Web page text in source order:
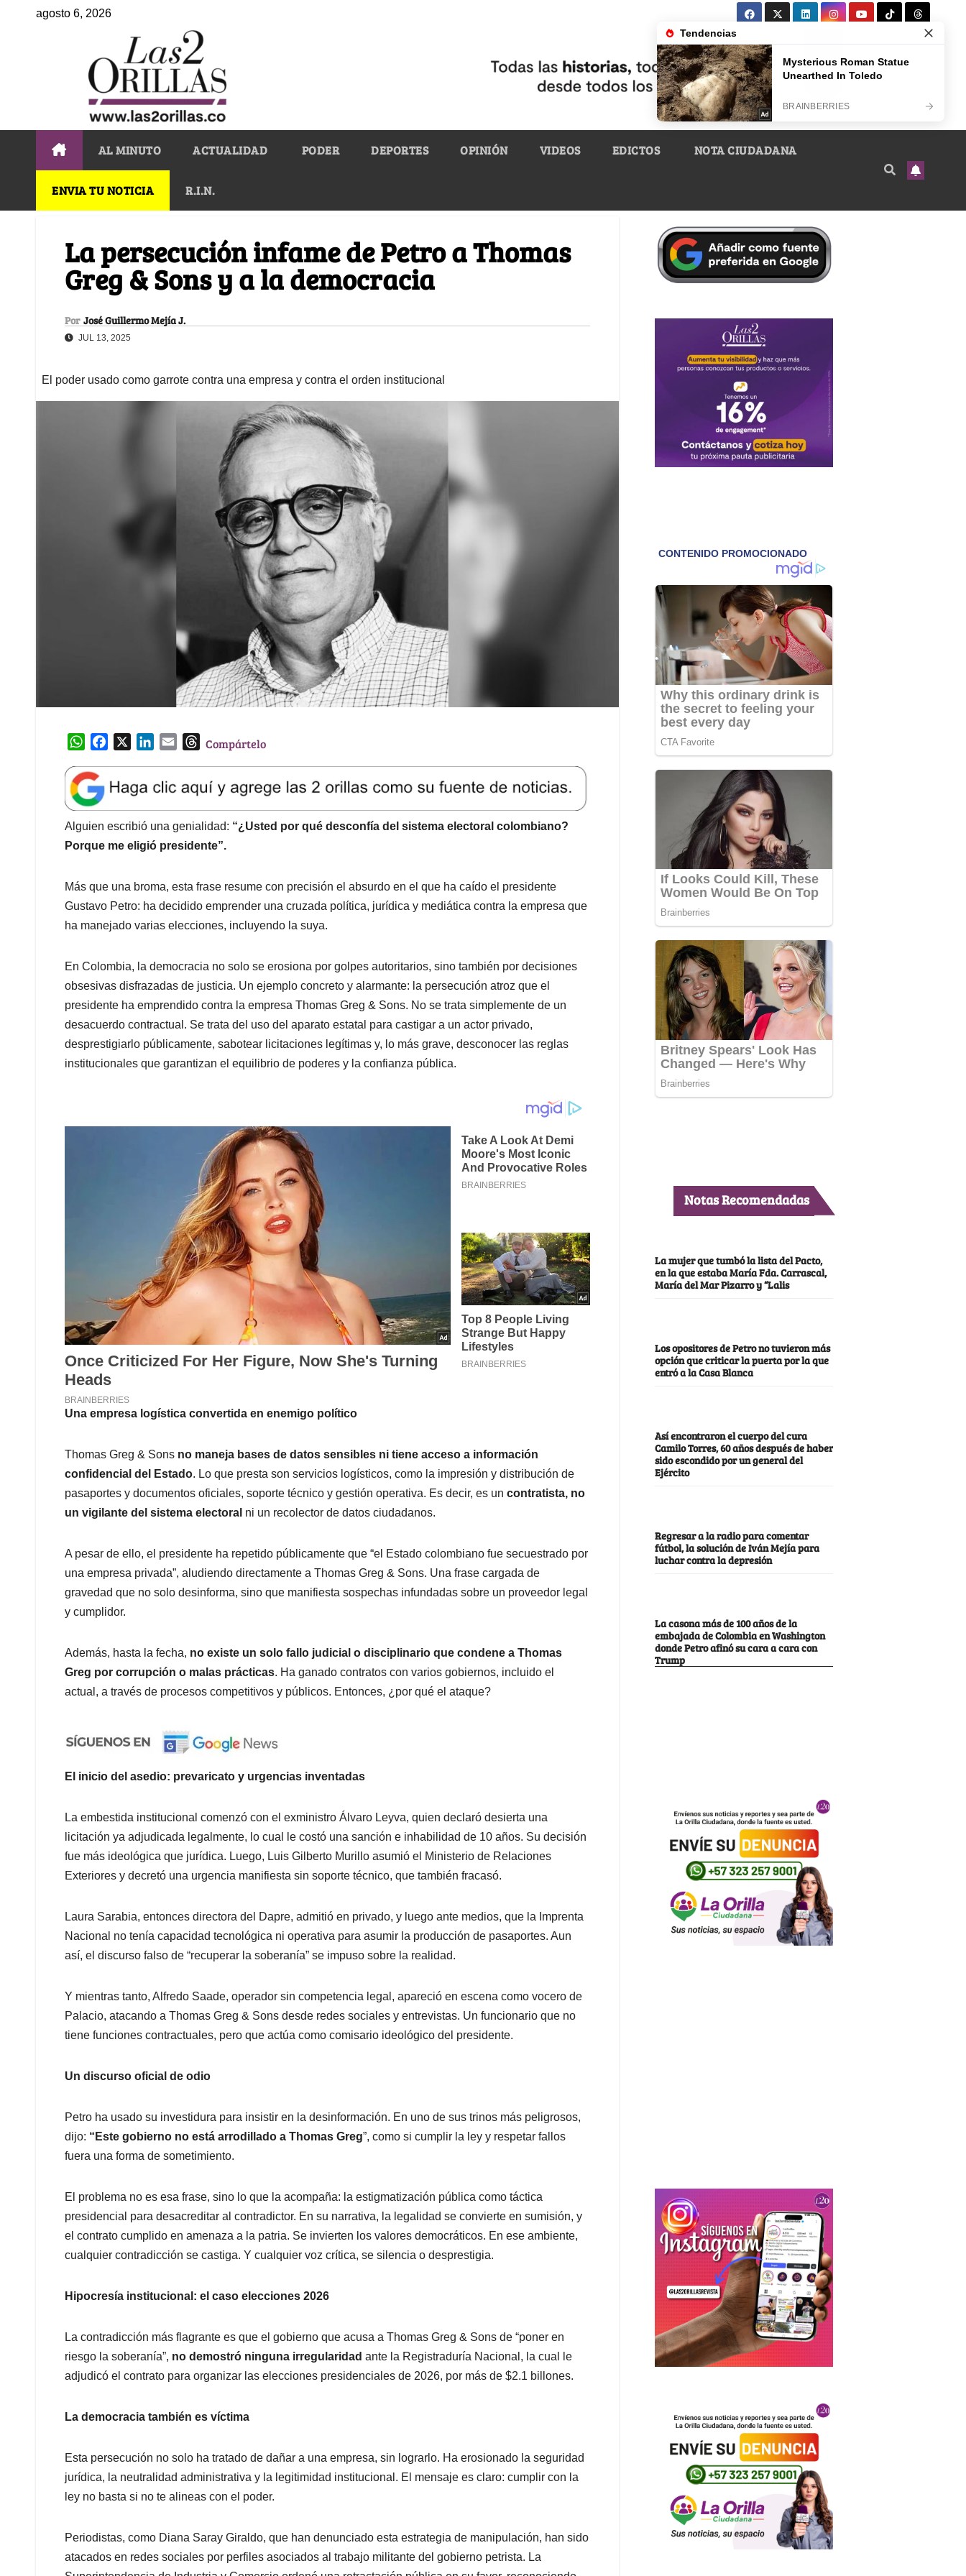
agosto 6, 2026
AL MINUTO ACTUALIDAD PODER DEPORTES OPINIÓN VIDEOS EDICTOS NOTA CIUDADANA
ENVIA TU NOTICIA R.I.N.
La persecución infame de Petro a Thomas
Greg & Sons y a la democracia
Por José Guillermo Mejía J.
JUL 13, 2025
El poder usado como garrote contra una empresa y contra el orden institucional
W
a
t
s
A
p
e
b
o
o
k
e
d
I
l
T
e
a
d
s
Compártelo
Alguien escribió una genialidad: “¿Usted por qué desconfía del sistema electoral colombiano?
Porque me eligió presidente”.
Más que una broma, esta frase resume con precisión el absurdo en el que ha caído el presidente
Gustavo Petro: ha decidido emprender una cruzada política, jurídica y mediática contra la empresa que
ha manejado varias elecciones, incluyendo la suya.
En Colombia, la democracia no solo se erosiona por golpes autoritarios, sino también por decisiones
obsesivas disfrazadas de justicia. Un ejemplo concreto y alarmante: la persecución atroz que el
presidente ha emprendido contra la empresa Thomas Greg & Sons. No se trata simplemente de un
desacuerdo contractual. Se trata del uso del aparato estatal para castigar a un actor privado,
desprestigiarlo públicamente, sabotear licitaciones legítimas y, lo más grave, desconocer las reglas
institucionales que garantizan el equilibrio de poderes y la confianza pública.
Una empresa logística convertida en enemigo político
Thomas Greg & Sons no maneja bases de datos sensibles ni tiene acceso a información
confidencial del Estado. Lo que presta son servicios logísticos, como la impresión y distribución de
pasaportes y documentos oficiales, soporte técnico y gestión operativa. Es decir, es un contratista, no
un vigilante del sistema electoral ni un recolector de datos ciudadanos.
A pesar de ello, el presidente ha repetido públicamente que “el Estado colombiano fue secuestrado por
una empresa privada”, aludiendo directamente a Thomas Greg & Sons. Una frase cargada de
gravedad que no solo desinforma, sino que manifiesta sospechas infundadas sobre un proveedor legal
y cumplidor.
Además, hasta la fecha, no existe un solo fallo judicial o disciplinario que condene a Thomas
Greg por corrupción o malas prácticas. Ha ganado contratos con varios gobiernos, incluido el
actual, a través de procesos competitivos y públicos. Entonces, ¿por qué el ataque?
El inicio del asedio: prevaricato y urgencias inventadas
La embestida institucional comenzó con el exministro Álvaro Leyva, quien declaró desierta una
licitación ya adjudicada legalmente, lo cual le costó una sanción e inhabilidad de 10 años. Su decisión
fue más ideológica que jurídica. Luego, Luis Gilberto Murillo asumió el Ministerio de Relaciones
Exteriores y decretó una urgencia manifiesta sin soporte técnico, que también fracasó.
Laura Sarabia, entonces directora del Dapre, admitió en privado, y luego ante medios, que la Imprenta
Nacional no tenía capacidad tecnológica ni operativa para asumir la producción de pasaportes. Aun
así, el discurso falso de “recuperar la soberanía” se impuso sobre la realidad.
Y mientras tanto, Alfredo Saade, operador sin competencia legal, apareció en escena como vocero de
Palacio, atacando a Thomas Greg & Sons desde redes sociales y entrevistas. Un funcionario que no
tiene funciones contractuales, pero que actúa como comisario ideológico del presidente.
Un discurso oficial de odio
Petro ha usado su investidura para insistir en la desinformación. En uno de sus trinos más peligrosos,
dijo: “Este gobierno no está arrodillado a Thomas Greg”, como si cumplir la ley y respetar fallos
fuera una forma de sometimiento.
El problema no es esa frase, sino lo que la acompaña: la estigmatización pública como táctica
presidencial para desacreditar al contradictor. En su narrativa, la legalidad se convierte en sumisión, y
el contrato cumplido en amenaza a la patria. Se invierten los valores democráticos. En ese ambiente,
cualquier contradicción se castiga. Y cualquier voz crítica, se silencia o desprestigia.
Hipocresía institucional: el caso elecciones 2026
La contradicción más flagrante es que el gobierno que acusa a Thomas Greg & Sons de “poner en
riesgo la soberanía”, no demostró ninguna irregularidad ante la Registraduría Nacional, la cual le
adjudicó el contrato para organizar las elecciones presidenciales de 2026, por más de $2.1 billones.
La democracia también es víctima
Esta persecución no solo ha tratado de dañar a una empresa, sin lograrlo. Ha erosionado la seguridad
jurídica, la neutralidad administrativa y la legitimidad institucional. El mensaje es claro: cumplir con la
ley no basta si no te alineas con el poder.
Periodistas, como Diana Saray Giraldo, que han denunciado esta estrategia de manipulación, han sido
atacados en redes sociales por perfiles asociados al trabajo militante del gobierno petrista. La
Notas Recomendadas
La mujer que tumbó la lista del Pacto,
en la que estaba María Fda. Carrascal,
María del Mar Pizarro y “Lalis
Los opositores de Petro no tuvieron más
opción que criticar la puerta por la que
entró a la Casa Blanca
Así encontraron el cuerpo del cura
Camilo Torres, 60 años después de haber
sido escondido por un general del
Ejército
Regresar a la radio para comentar
fútbol, la solución de Iván Mejía para
luchar contra la depresión
La casona más de 100 años de la
embajada de Colombia en Washington
donde Petro afinó su cara a cara con
Trump